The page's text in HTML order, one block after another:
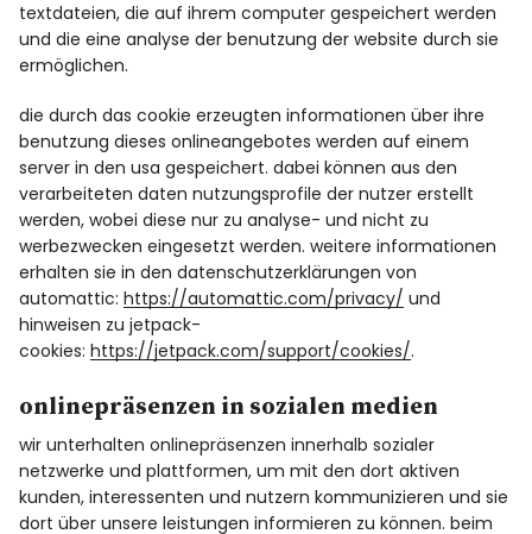
textdateien, die auf ihrem computer gespeichert werden
und die eine analyse der benutzung der website durch sie
ermöglichen.
die durch das cookie erzeugten informationen über ihre
benutzung dieses onlineangebotes werden auf einem
server in den usa gespeichert. dabei können aus den
verarbeiteten daten nutzungsprofile der nutzer erstellt
werden, wobei diese nur zu analyse- und nicht zu
werbezwecken eingesetzt werden. weitere informationen
erhalten sie in den datenschutzerklärungen von
automattic:https://automattic.com/privacy/ und
hinweisen zu jetpack-
cookies:https://jetpack.com/support/cookies/.
onlinepräsenzen in sozialen medien
wir unterhalten onlinepräsenzen innerhalb sozialer
netzwerke und plattformen, um mit den dort aktiven
kunden, interessenten und nutzern kommunizieren und sie
dort über unsere leistungen informieren zu können. beim